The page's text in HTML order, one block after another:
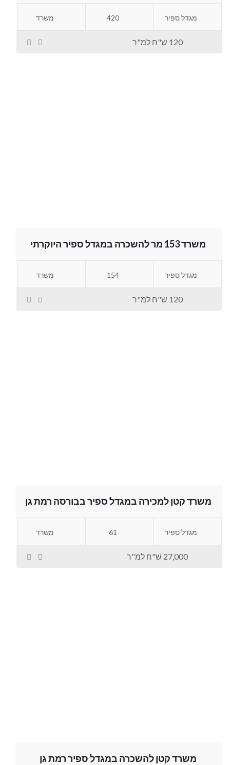
מגדל ספיר 420 משרד
120 ש"ח למ"ר
משרד 153 מר להשכרה במגדל ספיר היוקרתי
מגדל ספיר 154 משרד
120 ש"ח למ"ר
משרד קטן למכירה במגדל ספיר בבורסה רמת גן
מגדל ספיר 61 משרד
27,000 ש"ח למ"ר
משרד קטן להשכרה במגדל ספיר רמת גן